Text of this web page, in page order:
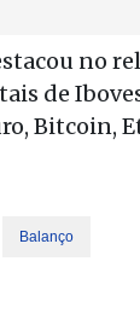
no
de
Bitcoin,
Balanço